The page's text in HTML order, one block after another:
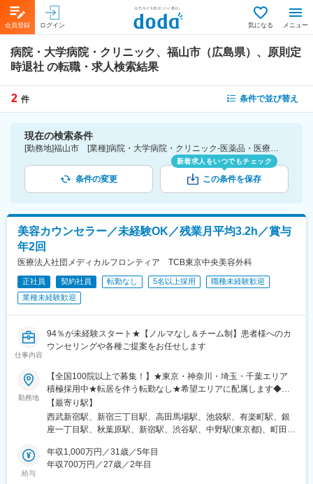
会員登録 ログイン 気になる メニュー
病院・大学病院・クリニック、福山市（広島県）、原則定
時退社 の転職・求人検索結果
2 件 条件で並び替え
現在の検索条件
[勤務地]福山市 [業種]病院・大学病院・クリニック-医薬品・医療機器・ライフサイエンス・医療系サービス [詳細条件](休日・働き方)原則定時退社
条件の変更
新着求人をいつでもチェック
この条件を保存
美容カウンセラー／未経験OK／残業月平均3.2h／賞与
年2回
医療法人社団メディカルフロンティア TCB東京中央美容外科
正社員 契約社員 転勤なし 5名以上採用
職種未経験歓迎
業種未経験歓迎
仕事内容
94％が未経験スタート★【ノルマなし＆チーム制】患者様へのカ
ウンセリングや各種ご提案をお任せします
勤務地
【全国100院以上で募集！】★東京・神奈川・埼玉・千葉エリア
積極採用中★転居を伴う転勤なし★希望エリアに配属します◆ク
リニック一覧＜全国100院以上展開＞【北海道・東北】旭川駅前
院、青森院、盛岡院、秋田院、山形院、仙台駅前院、福島院、郡
山院 など【関東】新宿東口院、池袋駅前院、品川院、秋葉原
横浜院、大宮東口院、水戸院、つくば院、宇都宮院、高崎院、前
橋院 など【中部】名古屋駅前院 、名古屋栄院、金山院、岐阜
【最寄り駅】
西武新宿駅、新宿三丁目駅、高田馬場駅、池袋駅、有楽町駅、銀
座一丁目駅、秋葉原駅、新宿駅、渋谷駅、中野駅(東京都)、町田
浜駅、横浜駅、川崎駅、藤沢駅、本厚木駅、大宮駅(埼玉県)、川口
駅、川越駅、南越谷駅、宇都宮駅、水戸駅、つくば駅、千葉駅、
給与
年収1,000万円／31歳／5年目
年収700万円／27歳／2年目